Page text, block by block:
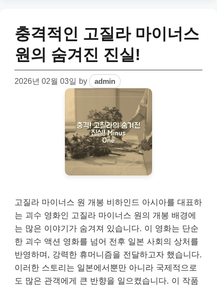
충격적인 고질라 마이너스
원의 숨겨진 진실!
2026년 02월 03일 by admin
고질라 마이너스 원 개봉 비하인드 아시아를 대표하
는 괴수 영화인 고질라 마이너스 원의 개봉 배경에
는 많은 이야기가 숨겨져 있습니다. 이 영화는 단순
한 괴수 액션 영화를 넘어 전후 일본 사회의 상처를
반영하며, 강력한 휴머니즘을 전달하고자 했습니다.
이러한 스토리는 일본에서뿐만 아니라 국제적으로
도 많은 관객에게 큰 반향을 일으켰습니다. 이 작품